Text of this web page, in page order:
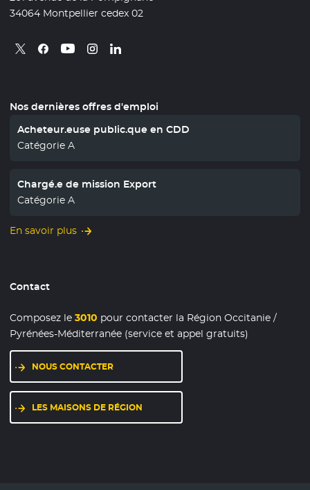
34064 Montpellier cedex 02
Retrouvez nous sur X
- Nouvelle fenêtre
Retrouvez nous sur Facebook
- Nouvelle fenêtre
Retrouvez nous sur Youtube
- Nouvelle fenêtre
Retrouvez nous sur Instagram
- Nouvelle fenêtre
Retrouvez nous sur Linkedin
- Nouvelle fenêtre
Nos dernières offres d'emploi
Acheteur.euse public.que en CDD
Catégorie A
Chargé.e de mission Export
Catégorie A
En savoir plus
Contact
Composez le3010 pour contacter la Région Occitanie /
Pyrénées-Méditerranée (service et appel gratuits)
NOUS CONTACTER
LES MAISONS DE RÉGION